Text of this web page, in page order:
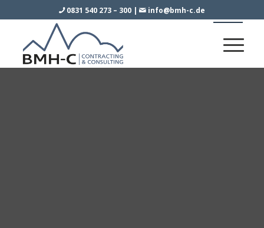
0831 540 273 – 300| info@bmh-c.de